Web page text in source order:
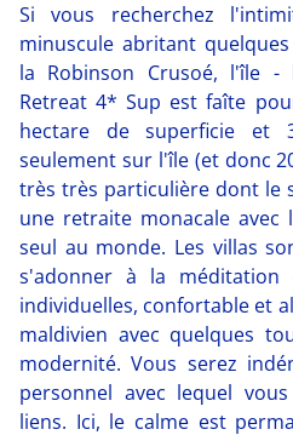
Si vous recherchez
minuscule abritant
la Robinson Crusoé, l'île -
Retreat 4* Sup est faîte
hectare de superficie et
seulement sur l'île (et donc
très très particulière dont le
une retraite monacale
seul au monde. Les villas
s'adonner à la méditation
individuelles, confortable et
maldivien avec quelques
modernité. Vous serez
personnel avec lequel
liens. Ici, le calme est